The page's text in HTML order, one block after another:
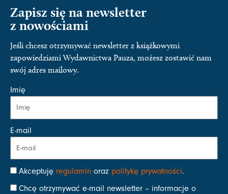
Zapisz się na newsletter
z nowościami
Jeśli chcesz otrzymywać newsletter z książkowymi
zapowiedziami Wydawnictwa Pauza, możesz zostawić nam
swój adres mailowy.
Imię
E-mail
Akceptuję regulamin oraz politykę prywatności.
Chcę otrzymywać e-mail newsletter – informacje o